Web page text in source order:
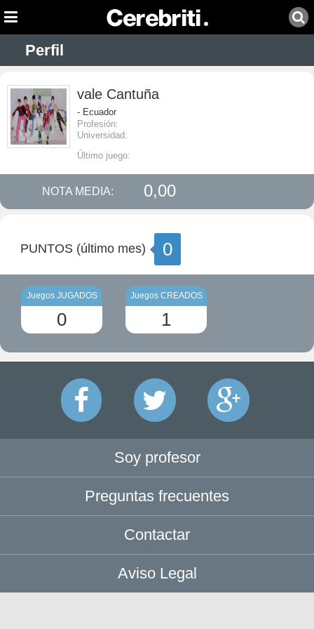
Perfil
vale Cantuña
- Ecuador
Profesión:
Universidad:
Último juego:
NOTA MEDIA: 0,00
PUNTOS (último mes) 0
Juegos JUGADOS
0
Juegos CREADOS
1
Soy profesor
Preguntas frecuentes
Contactar
Aviso Legal